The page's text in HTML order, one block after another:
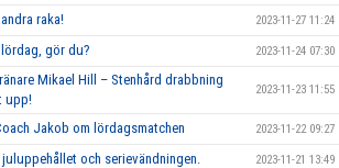
raka! 2023-11-27 11:24
gör du? 2023-11-24 07:30
Mikael Hill – Stenhård drabbning
upp!
2023-11-23 11:55
Jakob om lördagsmatchen 2023-11-22 09:27
juluppehållet och serievändningen. 2023-11-21 13:49